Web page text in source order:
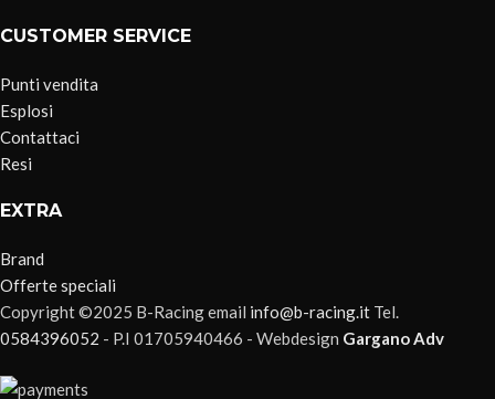
CUSTOMER SERVICE
Punti vendita
Esplosi
Contattaci
Resi
EXTRA
Brand
Offerte speciali
Copyright ©2025 B-Racing email info@b-racing.it Tel.
0584396052 - P.I 01705940466 - Webdesign Gargano Adv